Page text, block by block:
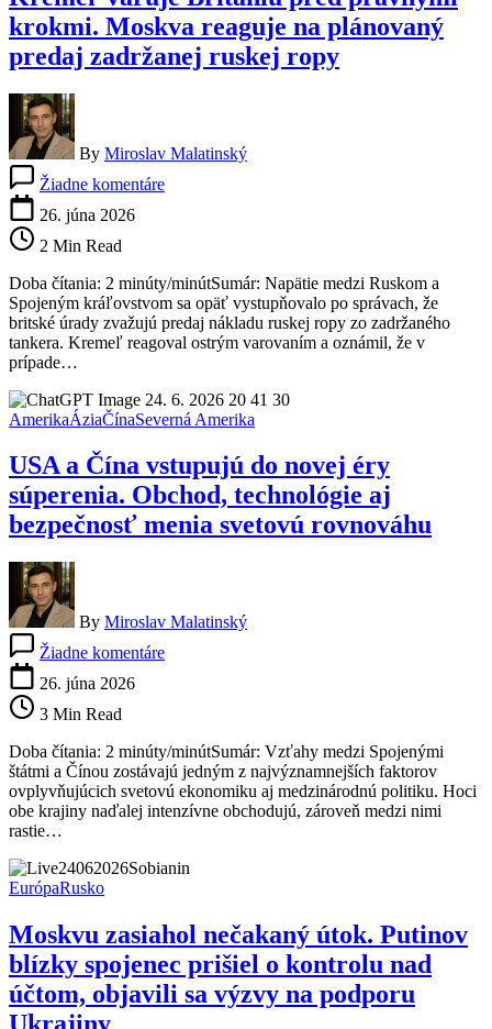
krokmi. Moskva reaguje na plánovaný
predaj zadržanej ruskej ropy
By Miroslav Malatinský
Žiadne komentáreKremeľ
krokmi.
Moskva
reaguje
na
predaj
zadržanej
ruskej
26. júna 2026
2 Min Read
Doba čítania: 2 minúty/minútSumár: Napätie medzi Ruskom a
Spojeným kráľovstvom sa opäť vystupňovalo po správach, že
britské úrady zvažujú predaj nákladu ruskej ropy zo zadržaného
tankera. Kremeľ reagoval ostrým varovaním a oznámil, že v
prípade…
AmerikaÁziaČínaSeverná Amerika
USA a Čína vstupujú do novej éry
súperenia. Obchod, technológie aj
bezpečnosť menia svetovú rovnováhu
By Miroslav Malatinský
Žiadne komentáreUSA
novej
éry
súperenia.
Obchod,
bezpečnosť
rovnováhu
26. júna 2026
3 Min Read
Doba čítania: 2 minúty/minútSumár: Vzťahy medzi Spojenými
štátmi a Čínou zostávajú jedným z najvýznamnejších faktorov
ovplyvňujúcich svetovú ekonomiku aj medzinárodnú politiku. Hoci
obe krajiny naďalej intenzívne obchodujú, zároveň medzi nimi
rastie…
EurópaRusko
Moskvu zasiahol nečakaný útok. Putinov
blízky spojenec prišiel o kontrolu nad
účtom, objavili sa výzvy na podporu